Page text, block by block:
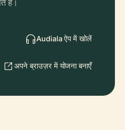
हैं।
Audiala ऐप में खोलें
अपने ब्राउज़र में योजना बनाएँ